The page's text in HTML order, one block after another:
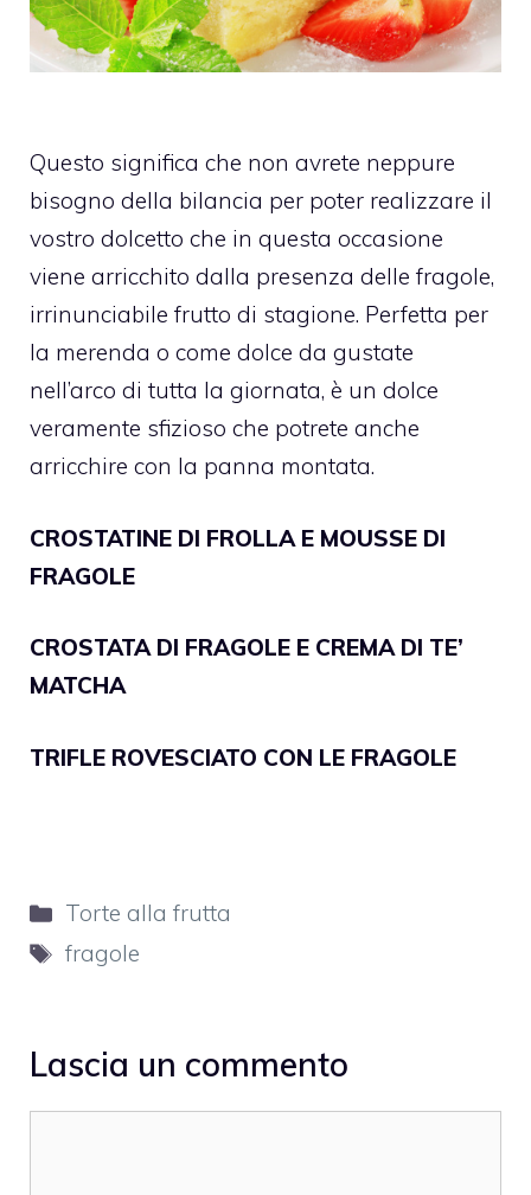
Questo significa che non avrete neppure
bisogno della bilancia per poter realizzare il
vostro dolcetto che in questa occasione
viene arricchito dalla presenza delle fragole,
irrinunciabile frutto di stagione. Perfetta per
la merenda o come dolce da gustate
nell’arco di tutta la giornata, è un dolce
veramente sfizioso che potrete anche
arricchire con la panna montata.
CROSTATINE DI FROLLA E MOUSSE DI
FRAGOLE
CROSTATA DI FRAGOLE E CREMA DI TE’
MATCHA
TRIFLE ROVESCIATO CON LE FRAGOLE
Categorie
Torte alla frutta
Tag
fragole
Lascia un commento